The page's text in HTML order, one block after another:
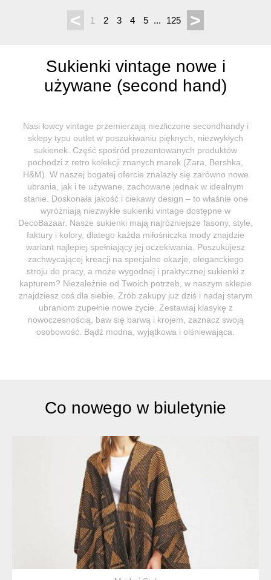
< 1 2 3 4 5 ... 125 >
Sukienki vintage nowe i
używane (second hand)
Nasi łowcy vintage przemierzają niezliczone secondhandy i
sklepy typu outlet w poszukiwaniu pięknych, niezwykłych
sukienek. Część spośród prezentowanych produktów
pochodzi z retro kolekcji znanych marek (Zara, Bershka,
H&M). W naszej bogatej ofercie znalazły się zarówno nowe
ubrania, jak i te używane, zachowane jednak w idealnym
stanie. Doskonała jakość i ciekawy design – to właśnie one
wyróżniają niezwykłe sukienki vintage dostępne w
DecoBazaar. Nasze sukienki mają najróżniejsze fasony, style,
faktury i kolory, dlatego każda miłośniczka mody znajdzie
wariant najlepiej spełniający jej oczekiwania. Poszukujesz
zachwycającej kreacji na specjalne okazje, eleganckiego
stroju do pracy, a może wygodnej i praktycznej sukienki z
kapturem? Niezależnie od Twoich potrzeb, w naszym sklepie
znajdziesz coś dla siebie. Zrób zakupy już dziś i nadaj starym
ubraniom zupełnie nowe życie. Zestawiaj klasykę z
nowoczesnością, baw się barwą i krojem, zaznacz swoją
osobowość. Bądź modna, wyjątkowa i olśniewająca.
Co nowego w biuletynie